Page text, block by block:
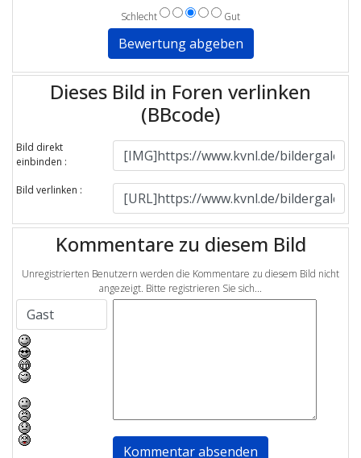
Schlecht Gut
Dieses Bild in Foren verlinken
(BBcode)
Bild direkt
einbinden :
Bild verlinken :
Kommentare zu diesem Bild
Unregistrierten Benutzern werden die Kommentare zu diesem Bild nicht
angezeigt. Bitte registrieren Sie sich...